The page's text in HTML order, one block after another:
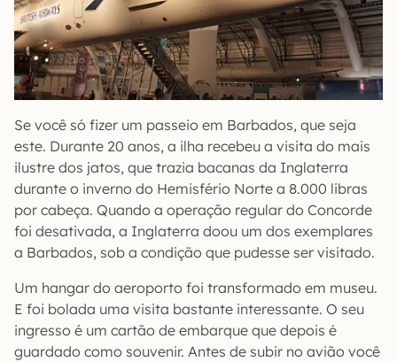
Se você só fizer um passeio em Barbados, que seja
este. Durante 20 anos, a ilha recebeu a visita do mais
ilustre dos jatos, que trazia bacanas da Inglaterra
durante o inverno do Hemisfério Norte a 8.000 libras
por cabeça. Quando a operação regular do Concorde
foi desativada, a Inglaterra doou um dos exemplares
a Barbados, sob a condição que pudesse ser visitado.
Um hangar do aeroporto foi transformado em museu.
E foi bolada uma visita bastante interessante. O seu
ingresso é um cartão de embarque que depois é
guardado como souvenir. Antes de subir no avião você